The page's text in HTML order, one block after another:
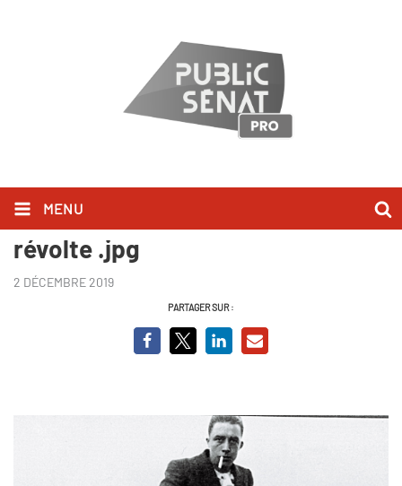
MENU
Albert Camus, l'icône de la
révolte .jpg
2 DÉCEMBRE 2019
PARTAGER SUR :